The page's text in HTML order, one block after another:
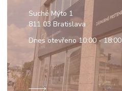
Suché Mýto 1
811 03 Bratislava
Dnes otevřeno10:00 - 18:00